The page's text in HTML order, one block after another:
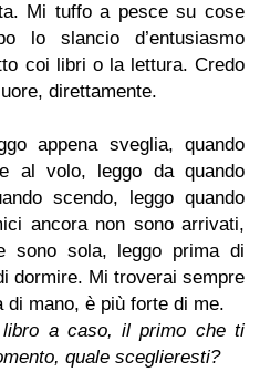
Mi tuffo a pesce su cose
lo slancio d’entusiasmo
coi libri o la lettura. Credo
direttamente.
appena sveglia, quando
al volo, leggo da quando
scendo, leggo quando
ancora non sono arrivati,
sono sola, leggo prima di
dormire. Mi troverai sempre
di mano, è più forte di me.
a caso, il primo che ti
quale sceglieresti?